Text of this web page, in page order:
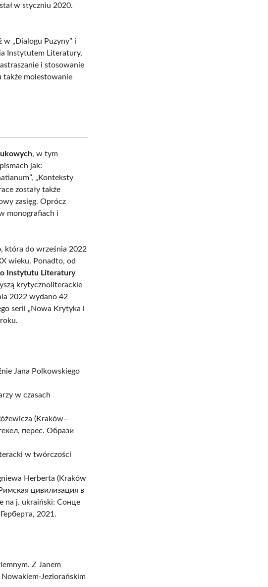
w styczniu 2020.
„Dialogu Puzyny” i
Instytutem Literatury,
i stosowanie
także molestowanie
, w tym
jak:
„Konteksty
zostały także
zasięg. Oprócz
monografiach i
, która do września 2022
wieku. Ponadto, od
Instytutu Literatury
krytycznoliterackie
2022 wydano 42
serii „Nowa Krytyka i
Jana Polkowskiego
w czasach
(Kraków–
перес. Образи
w twórczości
Herberta (Kraków
цивилизация в
na j. ukraiński: Сонце
Герберта, 2021.
Z Janem
Jeziorańskim